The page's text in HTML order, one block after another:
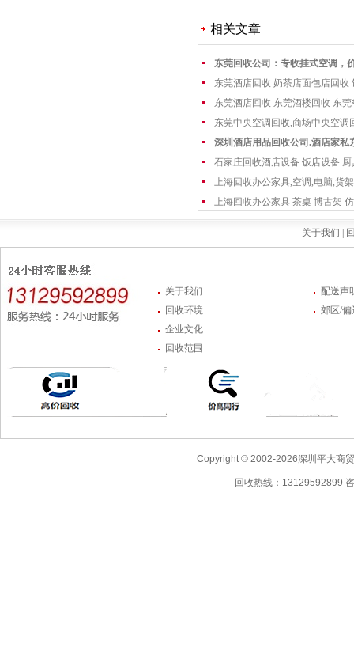
相关文章
东莞回收公司：专收挂式空调，
东莞酒店回收 奶茶店面包店回收
东莞酒店回收 东莞酒楼回收 东
东莞中央空调回收,商场中央空调
深圳酒店用品回收公司.酒店家私
石家庄回收酒店设备 饭店设备 厨
上海回收办公家具,空调,电脑,货
上海回收办公家具 茶桌 博古架
关于我们 |
关于我们
回收环境
企业文化
回收范围
配送声
郊区/
Copyright © 2002-2026深圳平大商
回收热线：13129592899